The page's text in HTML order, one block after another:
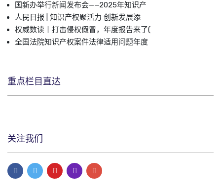
国新办举行新闻发布会——2025年知识产
人民日报 | 知识产权聚活力 创新发展添
权威数读丨打击侵权假冒，年度报告来了(
全国法院知识产权案件法律适用问题年度
重点栏目直达
关注我们